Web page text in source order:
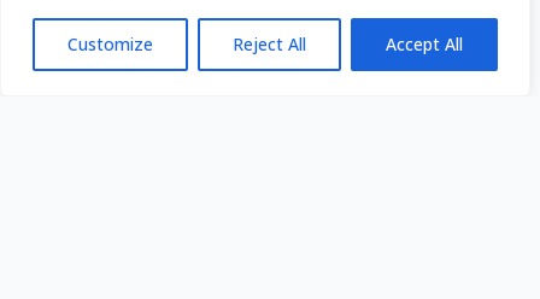
Customize Reject All Accept All
Όταν δυσκολευόμαστε ή αδυνατούμε να
ανταποκριθούμε στο ύψος της δόσης του
δανείου, τότε θα πρέπει άμεσα να